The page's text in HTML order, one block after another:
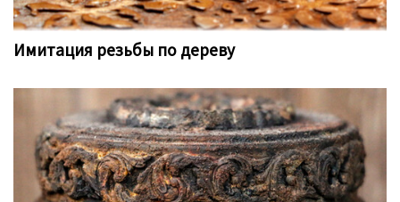
Имитация резьбы по дереву